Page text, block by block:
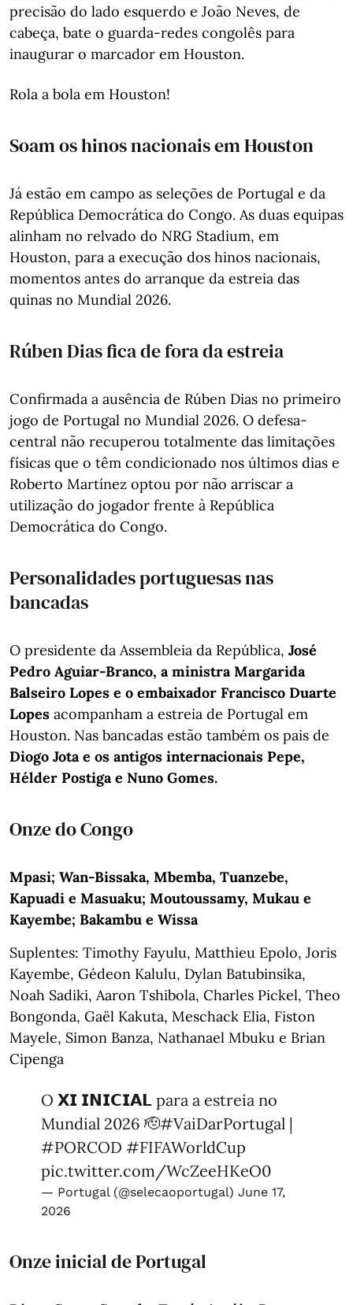
precisão do lado esquerdo e João Neves, de
cabeça, bate o guarda-redes congolês para
inaugurar o marcador em Houston.
Rola a bola em Houston!
Soam os hinos nacionais em Houston
Já estão em campo as seleções de Portugal e da
República Democrática do Congo. As duas equipas
alinham no relvado do NRG Stadium, em
Houston, para a execução dos hinos nacionais,
momentos antes do arranque da estreia das
quinas no Mundial 2026.
Rúben Dias fica de fora da estreia
Confirmada a ausência de Rúben Dias no primeiro
jogo de Portugal no Mundial 2026. O defesa-
central não recuperou totalmente das limitações
físicas que o têm condicionado nos últimos dias e
Roberto Martínez optou por não arriscar a
utilização do jogador frente à República
Democrática do Congo.
Personalidades portuguesas nas
bancadas
O presidente da Assembleia da República, José
Pedro Aguiar-Branco, a ministra Margarida
Balseiro Lopes e o embaixador Francisco Duarte
Lopes acompanham a estreia de Portugal em
Houston. Nas bancadas estão também os pais de
Diogo Jota e os antigos internacionais Pepe,
Hélder Postiga e Nuno Gomes.
Onze do Congo
Mpasi; Wan-Bissaka, Mbemba, Tuanzebe,
Kapuadi e Masuaku; Moutoussamy, Mukau e
Kayembe; Bakambu e Wissa
Suplentes: Timothy Fayulu, Matthieu Epolo, Joris
Kayembe, Gédeon Kalulu, Dylan Batubinsika,
Noah Sadiki, Aaron Tshibola, Charles Pickel, Theo
Bongonda, Gaël Kakuta, Meschack Elia, Fiston
Mayele, Simon Banza, Nathanael Mbuku e Brian
Cipenga
O 𝗫𝗜 𝗜𝗡𝗜𝗖𝗜𝗔𝗟 para a estreia no
Mundial 2026 🫡#VaiDarPortugal |
#PORCOD #FIFAWorldCup
pic.twitter.com/WcZeeHKeO0
— Portugal (@selecaoportugal) June 17,
2026
Onze inicial de Portugal